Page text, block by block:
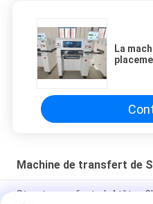
La
Machine de transfert de
Structure en fonte à 4 têtes